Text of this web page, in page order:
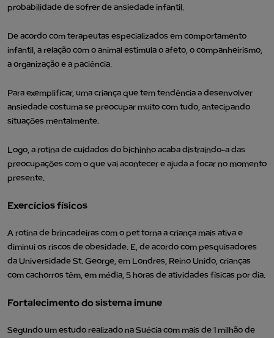
probabilidade de sofrer de ansiedade infantil.
De acordo com terapeutas especializados em comportamento
infantil, a relação com o animal estimula o afeto, o companheirismo,
a organização e a paciência.
Para exemplificar, uma criança que tem tendência a desenvolver
ansiedade costuma se preocupar muito com tudo, antecipando
situações mentalmente.
Logo, a rotina de cuidados do bichinho acaba distraindo-a das
preocupações com o que vai acontecer e ajuda a focar no momento
presente.
Exercícios físicos
A rotina de brincadeiras com o pet torna a criança mais ativa e
diminui os riscos de obesidade. E, de acordo com pesquisadores
da Universidade St. George, em Londres, Reino Unido, crianças
com cachorros têm, em média, 5 horas de atividades físicas por dia.
Fortalecimento do sistema imune
Segundo um estudo realizado na Suécia com mais de 1 milhão de